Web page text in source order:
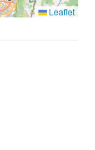
Leaflet